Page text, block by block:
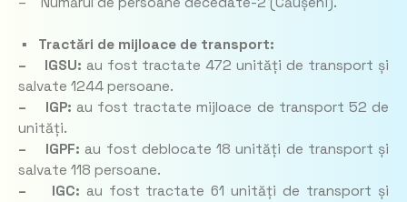
▪ Tractări de mijloace de transport:
– IGSU: au fost tractate 472 unități de transport și
salvate 1244 persoane.
– IGP: au fost tractate mijloace de transport 52 de
unități.
– IGPF: au fost deblocate 18 unități de transport și
salvate 118 persoane.
– IGC: au fost tractate 61 unități de transport și